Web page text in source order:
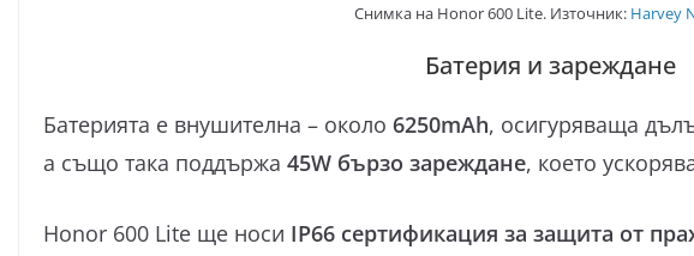
Снимка на Honor 600 Lite. Източник: Harvey
Батерия и зареждане
Батерията е внушителна – около 6250mAh, осигуряваща
а също така поддържа 45W бързо зареждане, което
Honor 600 Lite ще носи IP66 сертификация за защита от